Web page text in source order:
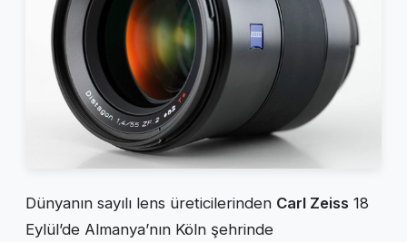
Dünyanın sayılı lens üreticilerinden Carl Zeiss 18
Eylül’de Almanya’nın Köln şehrinde